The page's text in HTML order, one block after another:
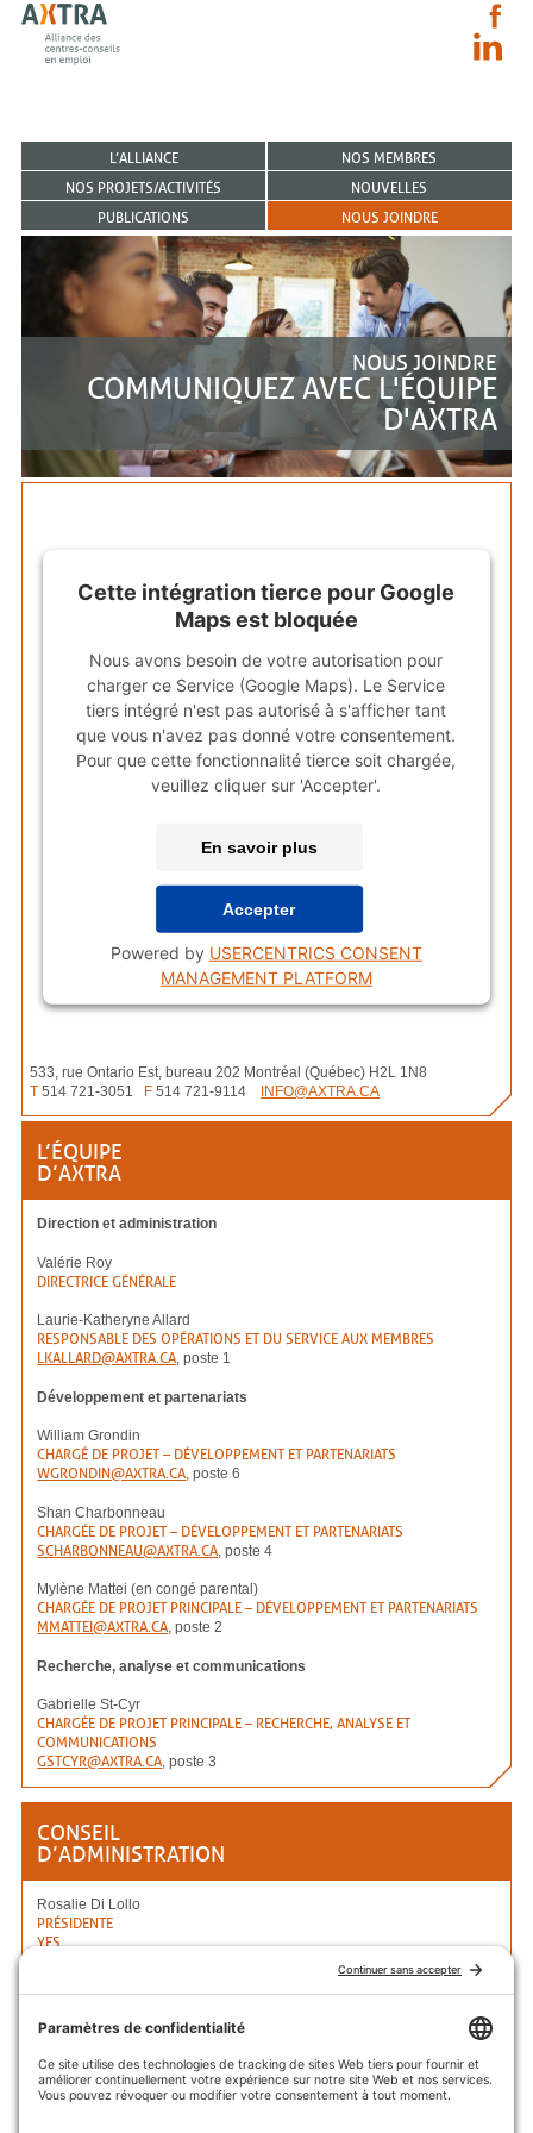
L’ALLIANCE
NOS MEMBRES
NOS PROJETS/ACTIVITÉS
NOUVELLES
PUBLICATIONS
NOUS JOINDRE
NOUS JOINDRE
COMMUNIQUEZ AVEC L'ÉQUIPE
D'AXTRA
Cette intégration tierce pour Google
Maps est bloquée
Nous avons besoin de votre autorisation pour
charger ce Service (Google Maps). Le Service
tiers intégré n'est pas autorisé à s'afficher tant
que vous n'avez pas donné votre consentement.
Pour que cette fonctionnalité tierce soit chargée,
veuillez cliquer sur 'Accepter'.
En savoir plus
Accepter
Powered by USERCENTRICS CONSENT
MANAGEMENT PLATFORM
533, rue Ontario Est, bureau 202 Montréal (Québec) H2L 1N8
T 514 721-3051 F 514 721-9114 INFO@AXTRA.CA
L’ÉQUIPE
D’AXTRA
Direction et administration
Valérie Roy
DIRECTRICE GÉNÉRALE
Laurie-Katheryne Allard
RESPONSABLE DES OPÉRATIONS ET DU SERVICE AUX MEMBRES
LKALLARD@AXTRA.CA, poste 1
Développement et partenariats
William Grondin
CHARGÉ DE PROJET – DÉVELOPPEMENT ET PARTENARIATS
WGRONDIN@AXTRA.CA, poste 6
Shan Charbonneau
CHARGÉE DE PROJET – DÉVELOPPEMENT ET PARTENARIATS
SCHARBONNEAU@AXTRA.CA , poste 4
Mylène Mattei (en congé parental)
CHARGÉE DE PROJET PRINCIPALE – DÉVELOPPEMENT ET PARTENARIATS
MMATTEI@AXTRA.CA, poste 2
Recherche, analyse et communications
Gabrielle St-Cyr
CHARGÉE DE PROJET PRINCIPALE – RECHERCHE, ANALYSE ET
COMMUNICATIONS
GSTCYR@AXTRA.CA, poste 3
CONSEIL
D’ADMINISTRATION
Rosalie Di Lollo
PRÉSIDENTE
YES
VICE-PRÉSIDENTE
PLACE À L’EMPLOI
Christine Beauchemin
SECRÉTAIRE ET TRÉSORIÈRE
OBOULO